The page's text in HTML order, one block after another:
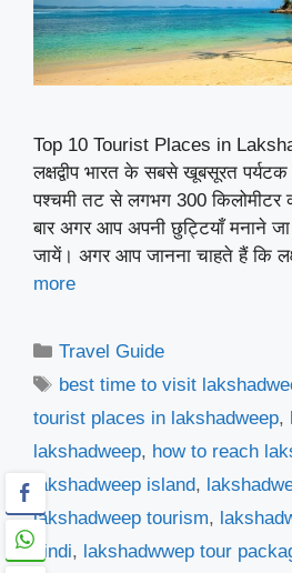
Top 10 Tourist Places in
लक्षद्वीप भारत के सबसे खूबसूरत
पश्चमी तट से लगभग 300 किलोमीटर
बार अगर आप अपनी छुट्टियाँ मनाने जा
जायें। अगर आप जानना चाहते हैं कि
more
Categories
Travel Guide
Tags
best time to visit
tourist places in lakshadweep,
lakshadweep, how to reach
lakshadweep island,
lakshadweep tourism,
hindi, lakshadwwep tour